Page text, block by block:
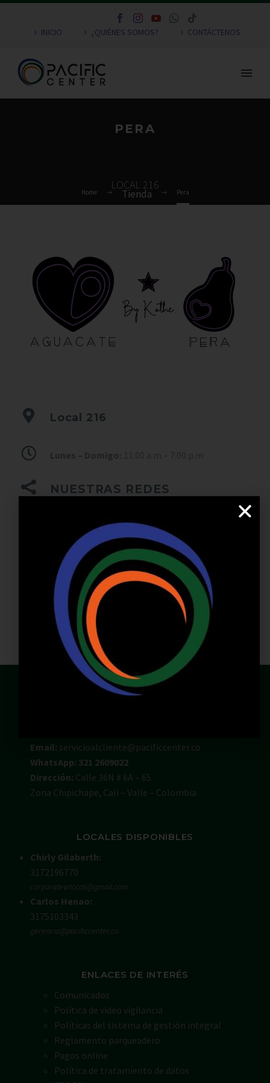
INICIO ¿QUIÉNES SOMOS? CONTÁCTENOS
PERA
LOCAL 216
Home Pera
Local 216
NUESTRAS REDES
VISITAR SITIO WEB
Email: servicioalcliente@pacificcenter.co
WhatsApp: 321 2609022
Dirección: Calle 36N # 6A – 65
Zona Chipichape, Cali – Valle – Colombia
LOCALES DISPONIBLES
Chirly Gilaberth:
3172196770
corporatewtccali@gmail.com
Carlos Henao:
3175103343
gerencia@pacificcenter.co
ENLACES DE INTERÉS
Comunicados
Política de video vigilancia
Políticas del sistema de gestión integral
Reglamento parqueadero
Pagos online
Política de tratamiento de datos